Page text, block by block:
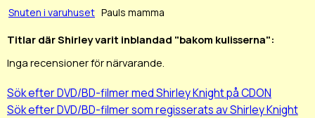
Snuten i varuhuset Pauls mamma
Titlar där Shirley varit inblandad "bakom kulisserna":
Inga recensioner för närvarande.
Sök efter DVD/BD-filmer med Shirley Knight på CDON
Sök efter DVD/BD-filmer som regisserats av Shirley Knight